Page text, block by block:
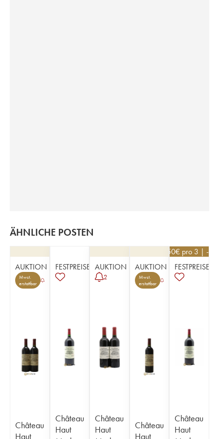
ÄHNLICHE POSTEN
AUKTION
Mwst.
erstattbar
Château
Haut
FESTPREISE
Château
Haut
AUKTION
2
Château
Haut
AUKTION
Mwst.
erstattbar
Château
Haut
76,50€ pro 3 | -
FESTPREISE
Château
Haut